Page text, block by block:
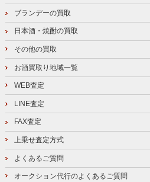
ブランデーの買取
日本酒・焼酎の買取
その他の買取
お酒買取り地域一覧
WEB査定
LINE査定
FAX査定
上乗せ査定方式
よくあるご質問
オークション代行のよくあるご質問